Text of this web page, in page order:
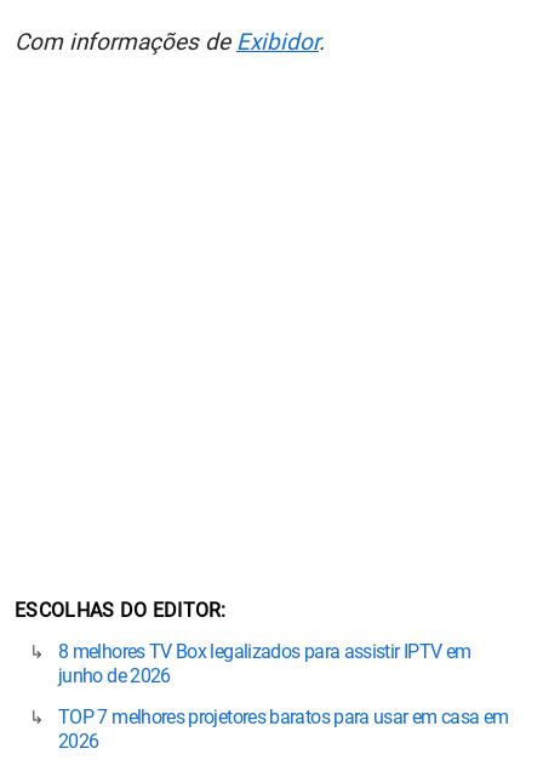
Com informações de Exibidor.
ESCOLHAS DO EDITOR
8 melhores TV Box legalizados para assistir IPTV em
junho de 2026
TOP 7 melhores projetores baratos para usar em casa em
2026